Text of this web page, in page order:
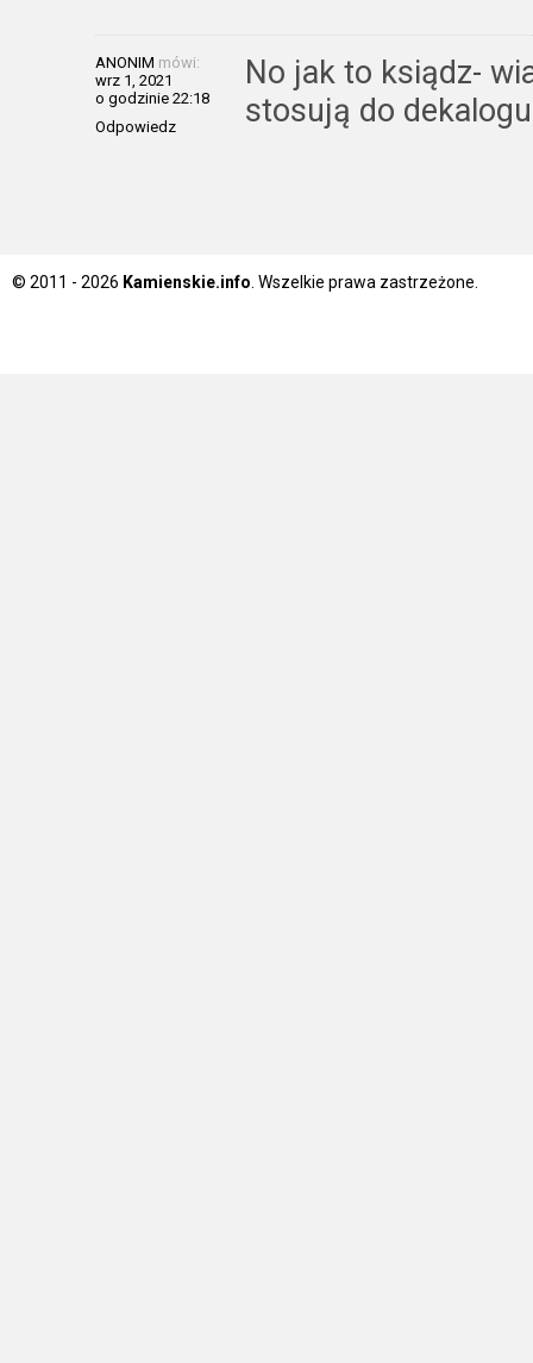
ANONIM mówi:
wrz 1, 2021
o godzinie 22:18
Odpowiedz
No jak to ksiądz-
stosują do
© 2011 - 2026 Kamienskie.info . Wszelkie prawa zastrzeżone.